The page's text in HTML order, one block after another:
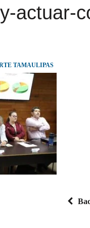
TE INVITA A DESCUBRIR EL
actuar-
TAMAULIPAS